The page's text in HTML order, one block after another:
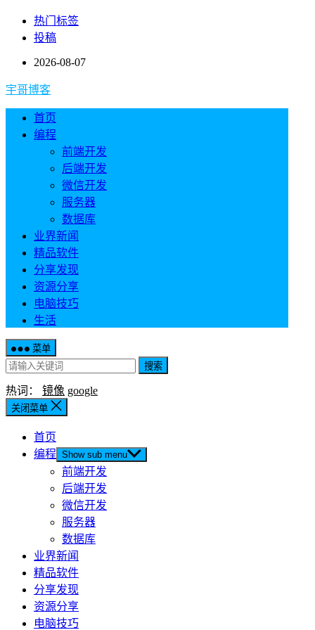
热门标签
投稿
2026-08-07
宇哥博客
首页
编程
前端开发
后端开发
微信开发
服务器
数据库
业界新闻
精品软件
分享发现
资源分享
电脑技巧
生活
菜单
搜索
热词： 镜像 google
关闭菜单
首页
编程 Show sub menu
前端开发
后端开发
微信开发
服务器
数据库
业界新闻
精品软件
分享发现
资源分享
电脑技巧